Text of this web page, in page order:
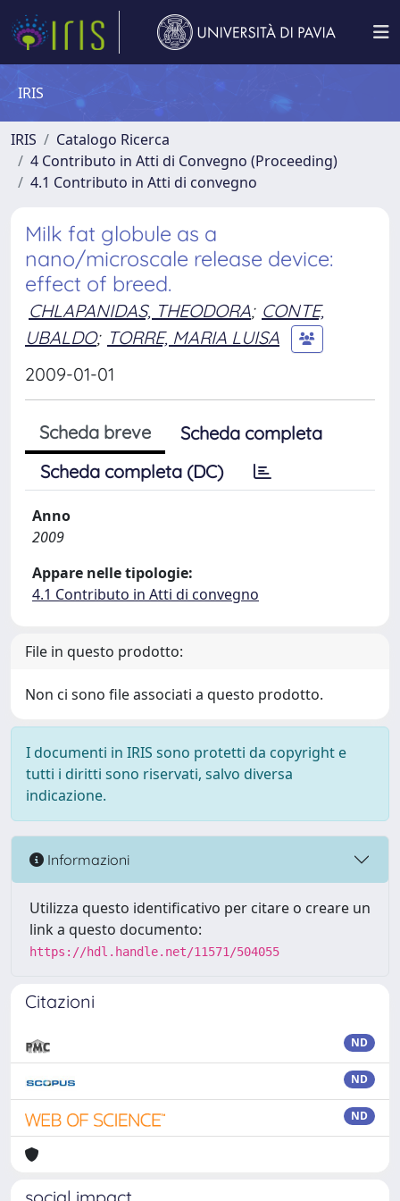
IRIS
IRIS
Catalogo Ricerca
4 Contributo in Atti di Convegno (Proceeding)
4.1 Contributo in Atti di convegno
Milk fat globule as a
nano/microscale release device:
effect of breed.
CHLAPANIDAS, THEODORA; CONTE,
UBALDO; TORRE, MARIA LUISA
2009-01-01
Scheda breve
Scheda completa
Scheda completa (DC)
Anno
2009
Appare nelle tipologie:
4.1 Contributo in Atti di convegno
File in questo prodotto:
Non ci sono file associati a questo prodotto.
I documenti in IRIS sono protetti da copyright e
tutti i diritti sono riservati, salvo diversa
indicazione.
Informazioni
Utilizza questo identificativo per citare o creare un
link a questo documento:
https://hdl.handle.net/11571/504055
Citazioni
ND
ND
ND